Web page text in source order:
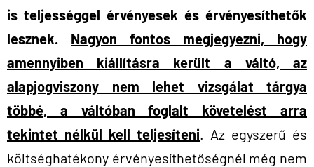
is teljességgel érvényesek és érvényesíthetők
lesznek. Nagyon fontos megjegyezni, hogy
amennyiben kiállításra került a váltó, az
alapjogviszony nem lehet vizsgálat tárgya
többé, a váltóban foglalt követelést arra
tekintet nélkül kell teljesíteni. Az egyszerű és
költséghatékony érvényesíthetőségnél még nem